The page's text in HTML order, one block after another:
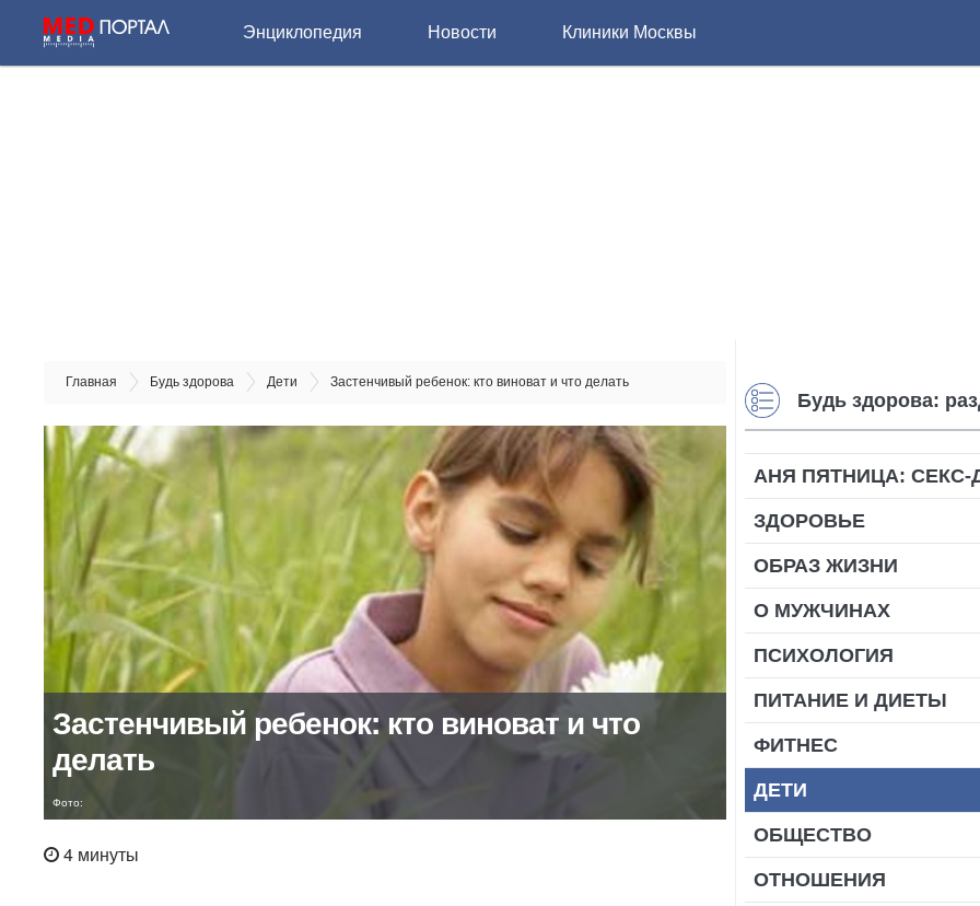
Энциклопедия Новости Клиники Москвы
Главная Будь здорова Дети Застенчивый ребенок: кто виноват и что делать
Застенчивый ребенок: кто виноват и что
делать
Фото:
4 минуты
Будь здорова:
АНЯ ПЯТНИЦА: СЕКС-
ЗДОРОВЬЕ
ОБРАЗ ЖИЗНИ
О МУЖЧИНАХ
ПСИХОЛОГИЯ
ПИТАНИЕ И ДИЕТЫ
ФИТНЕС
ДЕТИ
ОБЩЕСТВО
ОТНОШЕНИЯ